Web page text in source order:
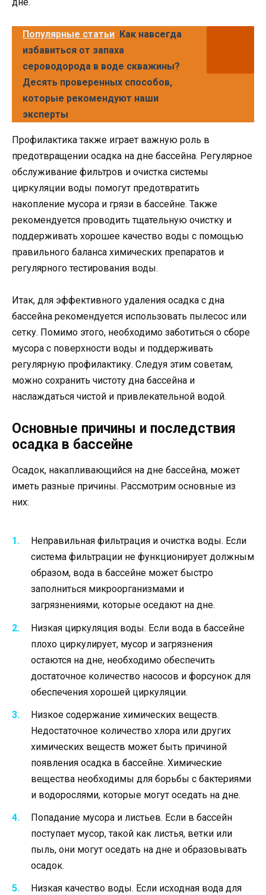
Популярные статьи Как навсегда
избавиться от запаха
сероводорода в воде скважины?
Десять проверенных способов,
которые рекомендуют наши
эксперты
Профилактика также играет важную роль в
предотвращении осадка на дне бассейна. Регулярное
обслуживание фильтров и очистка системы
циркуляции воды помогут предотвратить
накопление мусора и грязи в бассейне. Также
рекомендуется проводить тщательную очистку и
поддерживать хорошее качество воды с помощью
правильного баланса химических препаратов и
регулярного тестирования воды.
Итак, для эффективного удаления осадка с дна
бассейна рекомендуется использовать пылесос или
сетку. Помимо этого, необходимо заботиться о сборе
мусора с поверхности воды и поддерживать
регулярную профилактику. Следуя этим советам,
можно сохранить чистоту дна бассейна и
наслаждаться чистой и привлекательной водой.
Основные причины и последствия
осадка в бассейне
Осадок, накапливающийся на дне бассейна, может
иметь разные причины. Рассмотрим основные из
них:
Неправильная фильтрация и очистка воды. Если
система фильтрации не функционирует должным
образом, вода в бассейне может быстро
заполниться микроорганизмами и
загрязнениями, которые оседают на дне.
Низкая циркуляция воды. Если вода в бассейне
плохо циркулирует, мусор и загрязнения
остаются на дне, необходимо обеспечить
достаточное количество насосов и форсунок для
обеспечения хорошей циркуляции.
Низкое содержание химических веществ.
Недостаточное количество хлора или других
химических веществ может быть причиной
появления осадка в бассейне. Химические
вещества необходимы для борьбы с бактериями
и водорослями, которые могут оседать на дне.
Попадание мусора и листьев. Если в бассейн
поступает мусор, такой как листья, ветки или
пыль, они могут оседать на дне и образовывать
осадок.
Низкая качество воды. Если исходная вода для